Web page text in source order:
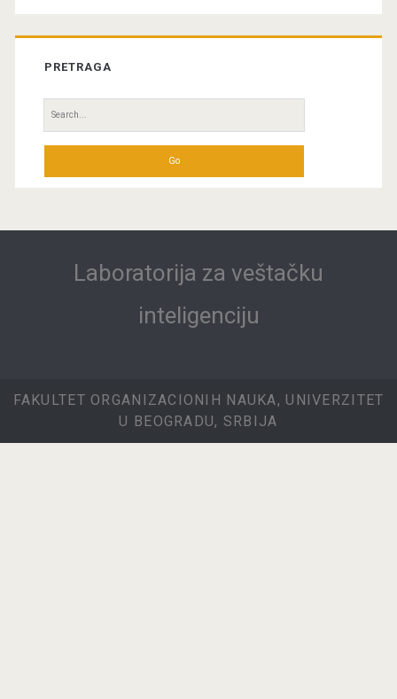
PRETRAGA
Search
for:
Laboratorija za veštačku
inteligenciju
FAKULTET ORGANIZACIONIH NAUKA, UNIVERZITET
U BEOGRADU, SRBIJA